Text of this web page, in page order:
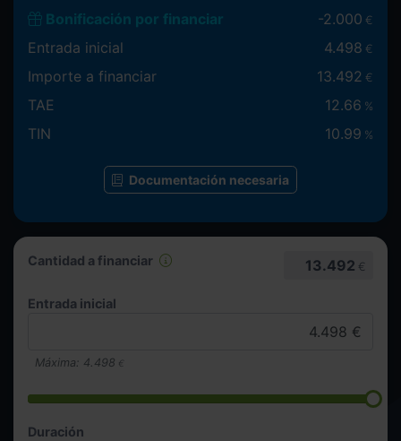
Cantidad a financiar 13.492 €
Entrada inicial
Máxima: 4.498 €
Duración
Bonificación por financiar -2.000 €
Entrada inicial 4.498 €
Importe a financiar 13.492 €
TAE 12.66 %
TIN 10.99 %
Documentación necesaria